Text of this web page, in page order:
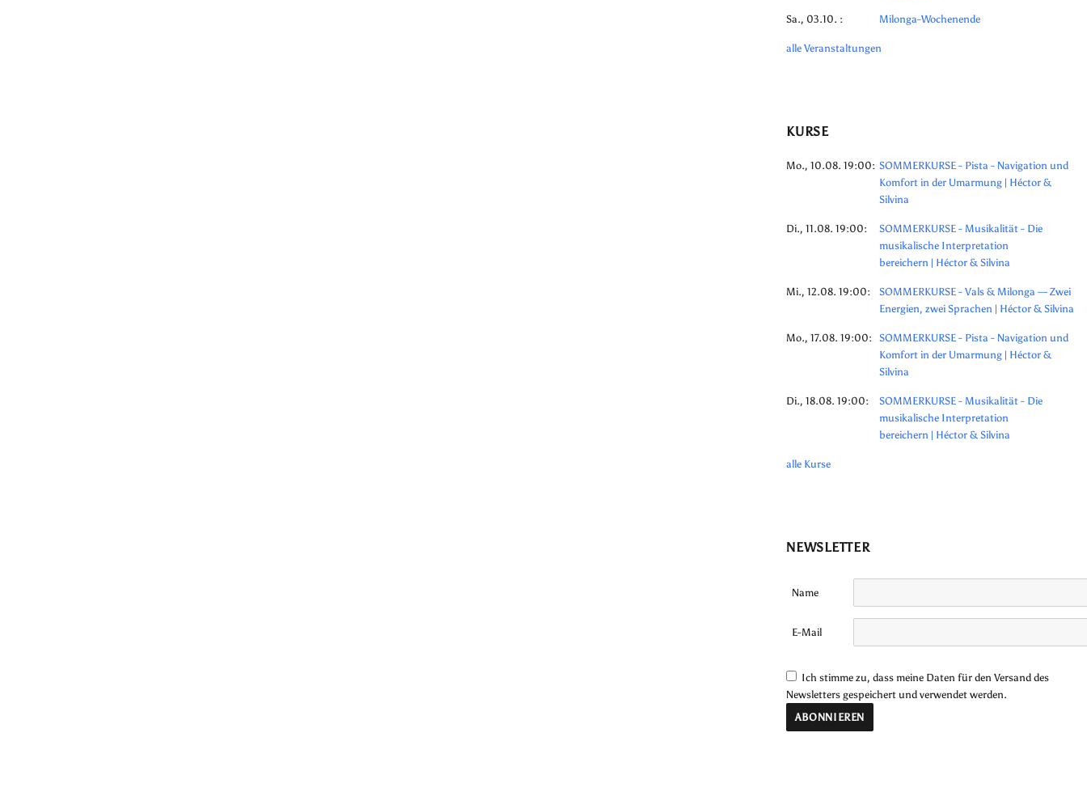
Sa., 03.10. : Milonga-Wochenende
alle Veranstaltungen
KURSE
Mo., 10.08. 19:00: SOMMERKURSE - Pista - Navigation und
Komfort in der Umarmung | Héctor &
Silvina
Di., 11.08. 19:00:
SOMMERKURSE - Musikalität - Die
musikalische Interpretation
bereichern | Héctor & Silvina
Mi., 12.08. 19:00:
SOMMERKURSE - Vals & Milonga — Zwei
Energien, zwei Sprachen | Héctor & Silvina
Mo., 17.08. 19:00: SOMMERKURSE - Pista - Navigation und
Komfort in der Umarmung | Héctor &
Silvina
Di., 18.08. 19:00:
SOMMERKURSE - Musikalität - Die
musikalische Interpretation
bereichern | Héctor & Silvina
alle Kurse
NEWSLETTER
Name
E-Mail
Ich stimme zu, dass meine Daten für den Versand des
Newsletters gespeichert und verwendet werden.